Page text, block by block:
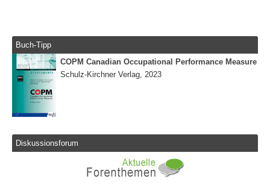
Buch-Tipp
COPM Canadian Occupational Performance Measure
Schulz-Kirchner Verlag, 2023
Diskussionsforum